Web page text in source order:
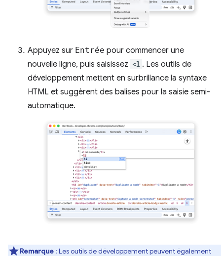
Appuyez sur Entrée pour commencer une
nouvelle ligne, puis saisissez <l . Les outils de
développement mettent en surbrillance la syntaxe
HTML et suggèrent des balises pour la saisie semi-
automatique.
Remarque : Les outils de développement peuvent également